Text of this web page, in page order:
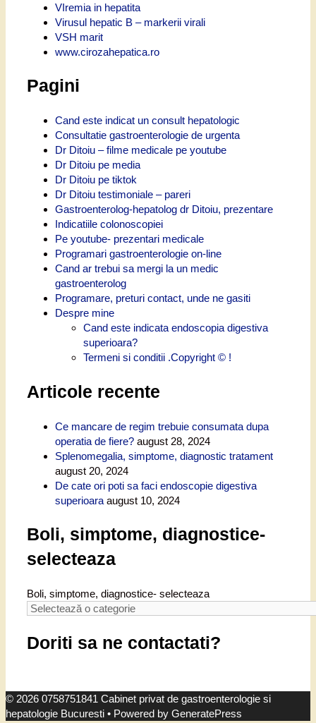
VIremia in hepatita
Virusul hepatic B – markerii virali
VSH marit
www.cirozahepatica.ro
Pagini
Cand este indicat un consult hepatologic
Consultatie gastroenterologie de urgenta
Dr Ditoiu – filme medicale pe youtube
Dr Ditoiu pe media
Dr Ditoiu pe tiktok
Dr Ditoiu testimoniale – pareri
Gastroenterolog-hepatolog dr Ditoiu, prezentare
Indicatiile colonoscopiei
Pe youtube- prezentari medicale
Programari gastroenterologie on-line
Cand ar trebui sa mergi la un medic
gastroenterolog
Programare, preturi contact, unde ne gasiti
Despre mine
Cand este indicata endoscopia digestiva
superioara?
Termeni si conditii .Copyright © !
Articole recente
Ce mancare de regim trebuie consumata dupa
operatia de fiere? august 28, 2024
Splenomegalia, simptome, diagnostic tratament
august 20, 2024
De cate ori poti sa faci endoscopie digestiva
superioara august 10, 2024
Boli, simptome, diagnostice-
selecteaza
Boli, simptome, diagnostice- selecteaza
Doriti sa ne contactati?
© 2026 0758751841 Cabinet privat de gastroenterologie si
hepatologie Bucuresti • Powered by GeneratePress